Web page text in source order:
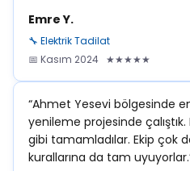
Emre Y.
🔧 Elektrik Tadilat
📅 Kasım 2024 ★★★★★
“Ahmet Yesevi bölgesinde
yenileme projesinde çalıştık.
gibi tamamladılar. Ekip çok
kurallarına da tam